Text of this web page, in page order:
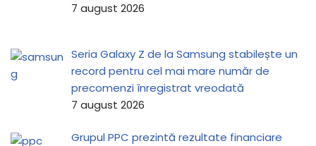
7 august 2026
Seria Galaxy Z de la Samsung stabilește un
record pentru cel mai mare număr de
precomenzi înregistrat vreodată
7 august 2026
Grupul PPC prezintă rezultate financiare